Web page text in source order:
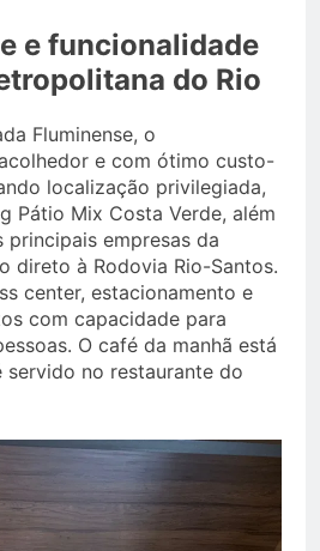
e funcionalidade
do Rio
Fluminense, o
e com ótimo custo-
localização privilegiada,
Pátio Mix Costa Verde, além
empresas da
direto à Rodovia Rio-Santos.
center, estacionamento e
com capacidade para
O café da manhã está
servido no restaurante do